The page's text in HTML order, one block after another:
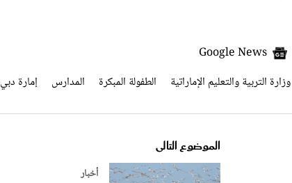
وزارة التربية والتعليم الإماراتية الطفولة المبكرة المدارس إمارة دبي
الموضوع التالى
أخبار